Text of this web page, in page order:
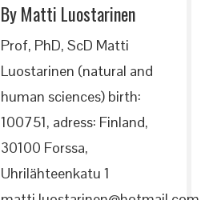
By Matti Luostarinen
Prof, PhD, ScD Matti
Luostarinen (natural and
human sciences) birth:
100751, adress: Finland,
30100 Forssa,
Uhrilähteenkatu 1